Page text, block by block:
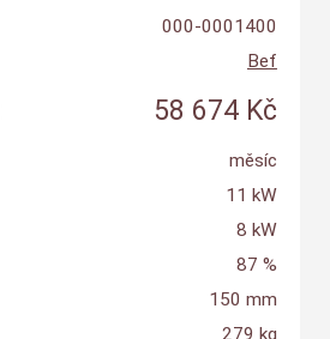
000-0001400
Bef
58 674 Kč
měsíc
11 kW
8 kW
87 %
150 mm
279 kg